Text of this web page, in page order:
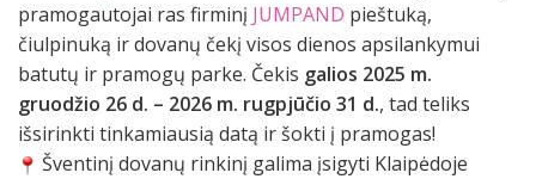
pramogautojai ras firminį JUMPAND pieštuką,
čiulpinuką ir dovanų čekį visos dienos apsilankymui
batutų ir pramogų parke. Čekis galios 2025 m.
gruodžio 26 d. – 2026 m. rugpjūčio 31 d., tad teliks
išsirinkti tinkamiausią datą ir šokti į pramogas!
Šventinį dovanų rinkinį galima įsigyti Klaipėdoje